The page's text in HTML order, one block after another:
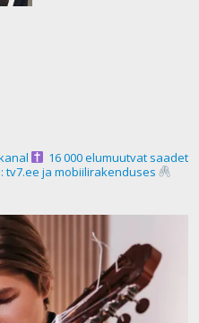
16 000 elumuutvat saadet
tv7.ee ja mobiilirakenduses